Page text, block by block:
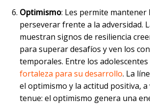
Optimismo: Les permite mantener
perseverar frente a la adversidad.
muestran signos de resiliencia
para superar desafíos y ven los
temporales. Entre los
fortaleza para su desarrollo. La
el optimismo y la actitud positiva, a
tenue: el optimismo genera una